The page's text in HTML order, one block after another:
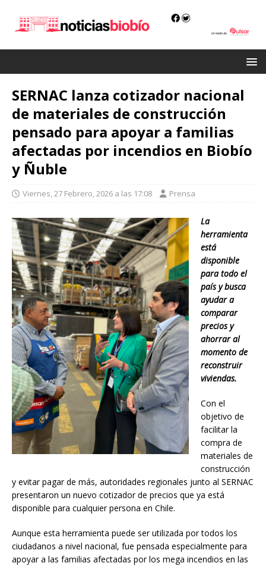
SERNAC lanza cotizador nacional
de materiales de construcción
pensado para apoyar a familias
afectadas por incendios en Biobío
y Ñuble
Viernes, 27 Febrero, 2026 a las 17:08 Prensa
La
herramienta
está
disponible
para todo el
país y busca
ayudar a
comparar
precios y
ahorrar al
momento de
reconstruir
viviendas.
Con el
objetivo de
facilitar la
compra de
materiales de
construcción
y evitar pagar de más, autoridades regionales junto al SERNAC
presentaron un nuevo cotizador de precios que ya está
disponible para cualquier persona en Chile.
Aunque esta herramienta puede ser utilizada por todos los
ciudadanos a nivel nacional, fue pensada especialmente para
apoyar a las familias afectadas por los mega incendios en las